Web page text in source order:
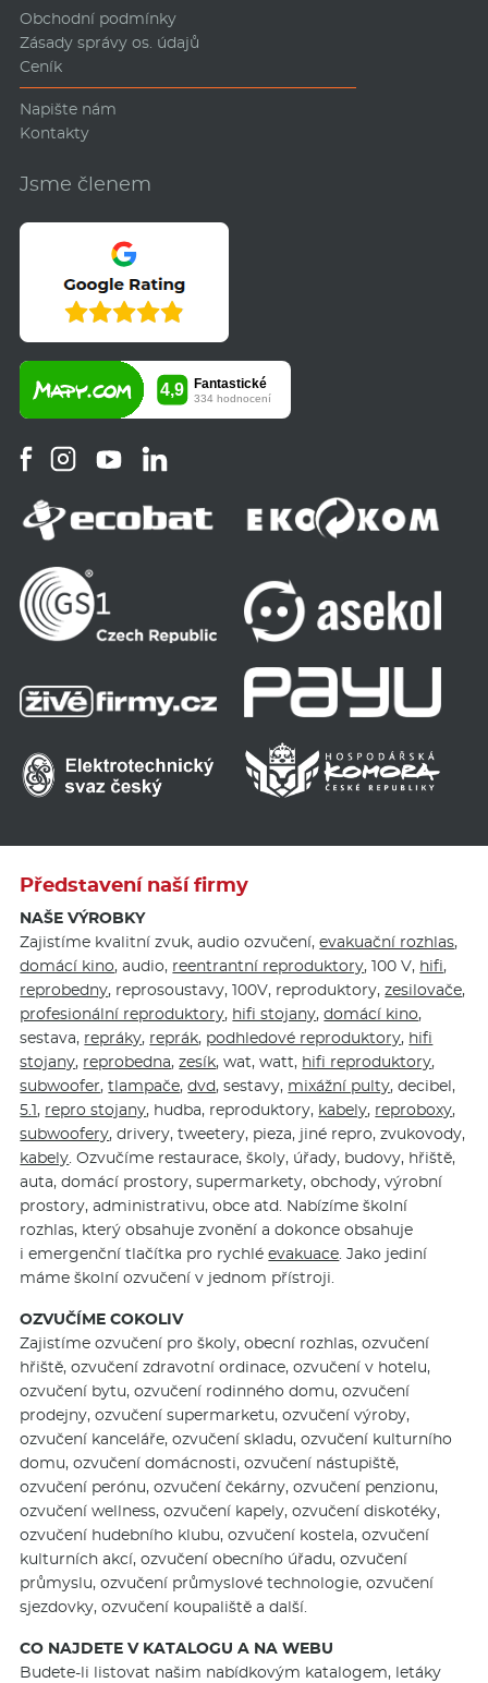
Obchodní podmínky
Zásady správy os. údajů
Ceník
Napište nám
Kontakty
Jsme členem
Představení naší firmy
NAŠE VÝROBKY
Zajistíme kvalitní zvuk, audio ozvučení,evakuační rozhlas,
domácí kino, audio, reentrantní reproduktory, 100 V, hifi,
reprobedny, reprosoustavy, 100V, reproduktory,zesilovače,
profesionální reproduktory, hifi stojany,domácí kino,
sestava, repráky, reprák, podhledové reproduktory, hifi
stojany, reprobedna,zesík, wat, watt, hifi reproduktory,
subwoofer,tlampače,dvd, sestavy, mixážní pulty, decibel,
5.1, repro stojany, hudba, reproduktory, kabely, reproboxy,
subwoofery, drivery, tweetery, pieza, jiné repro, zvukovody,
kabely. Ozvučíme restaurace, školy, úřady, budovy, hřiště,
auta, domácí prostory, supermarkety, obchody, výrobní
prostory, administrativu, obce atd. Nabízíme školní
rozhlas, který obsahuje zvonění a dokonce obsahuje
i emergenční tlačítka pro rychléevakuace. Jako jediní
máme školní ozvučení v jednom přístroji.
OZVUČÍME COKOLIV
Zajistíme ozvučení pro školy, obecní rozhlas, ozvučení
hřiště, ozvučení zdravotní ordinace, ozvučení v hotelu,
ozvučení bytu, ozvučení rodinného domu, ozvučení
prodejny, ozvučení supermarketu, ozvučení výroby,
ozvučení kanceláře, ozvučení skladu, ozvučení kulturního
domu, ozvučení domácnosti, ozvučení nástupiště,
ozvučení perónu, ozvučení čekárny, ozvučení penzionu,
ozvučení wellness, ozvučení kapely, ozvučení diskotéky,
ozvučení hudebního klubu, ozvučení kostela, ozvučení
kulturních akcí, ozvučení obecního úřadu, ozvučení
průmyslu, ozvučení průmyslové technologie, ozvučení
sjezdovky, ozvučení koupaliště a další.
CO NAJDETE V KATALOGU A NA WEBU
Budete-li listovat našim nabídkovým katalogem, letáky